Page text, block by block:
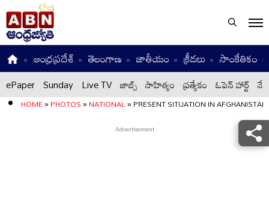
ఆంధ్రప్రదేశ్ తెలంగాణ జాతీయం క్రీడలు సాంకేతికం
ePaper Sunday Live TV జాబ్స్ సాహిత్యం ప్రత్యేకం ఓపెన్ హార్ట్
HOME»PHOTOS»NATIONAL»PRESENT SITUATION IN